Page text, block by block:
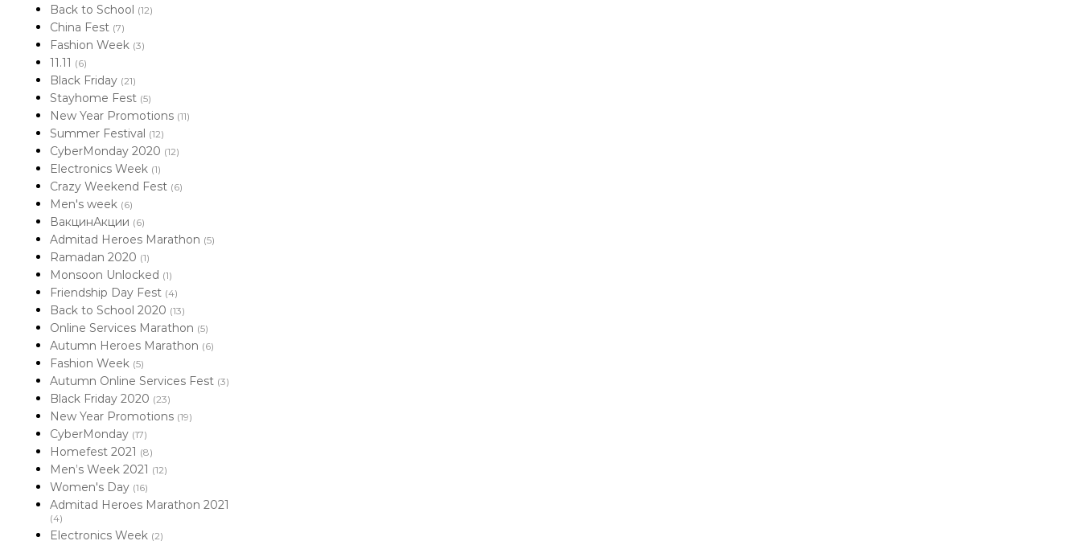
Back to School (12)
China Fest (7)
Fashion Week (3)
11.11 (6)
Black Friday (21)
Stayhome Fest (5)
New Year Promotions (11)
Summer Festival (12)
CyberMonday 2020 (12)
Electronics Week (1)
Crazy Weekend Fest (6)
Men's week (6)
ВакцинАкции (6)
Admitad Heroes Marathon (5)
Ramadan 2020 (1)
Monsoon Unlocked (1)
Friendship Day Fest (4)
Back to School 2020 (13)
Online Services Marathon (5)
Autumn Heroes Marathon (6)
Fashion Week (5)
Autumn Online Services Fest (3)
Black Friday 2020 (23)
New Year Promotions (19)
CyberMonday (17)
Homefest 2021 (8)
Men’s Week 2021 (12)
Women's Day (16)
Admitad Heroes Marathon 2021
(4)
Electronics Week (2)